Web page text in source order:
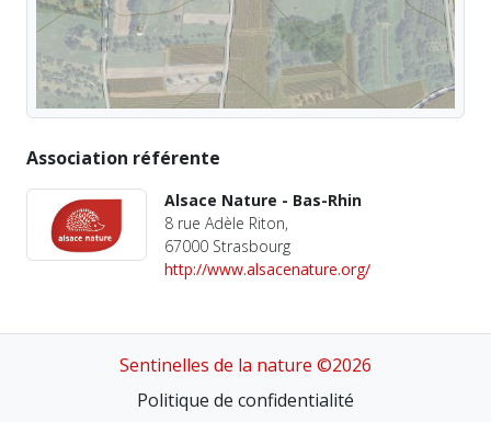
Association référente
Alsace Nature - Bas-Rhin
8 rue Adèle Riton,
67000 Strasbourg
http://www.alsacenature.org/
Sentinelles de la nature ©2026
Politique de confidentialité